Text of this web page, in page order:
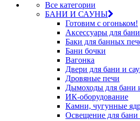
Все категории
БАНИ И САУНЫ
Готовим с огоньком!
Аксессуары для
Баки для банных
Бани бочки
Вагонка
Двери для бани и
Дровяные печи
Дымоходы для бани
ИК-оборудование
Камни, чугунные
Освещение для бани